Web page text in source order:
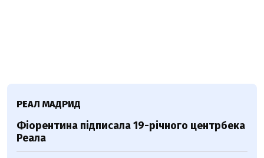
РЕАЛ МАДРИД
Фіорентина підписала 19-річного центрбека
Реала